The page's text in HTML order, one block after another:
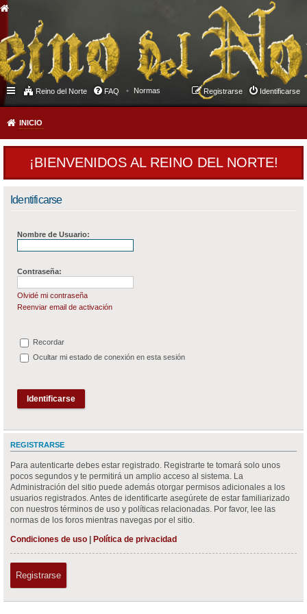
Reino del Norte FAQ Normas Identificarse
Registrarse
INICIO
¡BIENVENIDOS AL REINO DEL NORTE!
Identificarse
Nombre de Usuario:
Contraseña:
Olvidé mi contraseña
Reenviar email de activación
Recordar
Ocultar mi estado de conexión en esta sesión
REGISTRARSE
Para autenticarte debes estar registrado. Registrarte te tomará solo unos
pocos segundos y te permitirá un amplio acceso al sistema. La
Administración del sitio puede además otorgar permisos adicionales a los
usuarios registrados. Antes de identificarte asegúrete de estar familiarizado
con nuestros términos de uso y políticas relacionadas. Por favor, lee las
normas de los foros mientras navegas por el sitio.
Condiciones de uso
Política de privacidad
Registrarse